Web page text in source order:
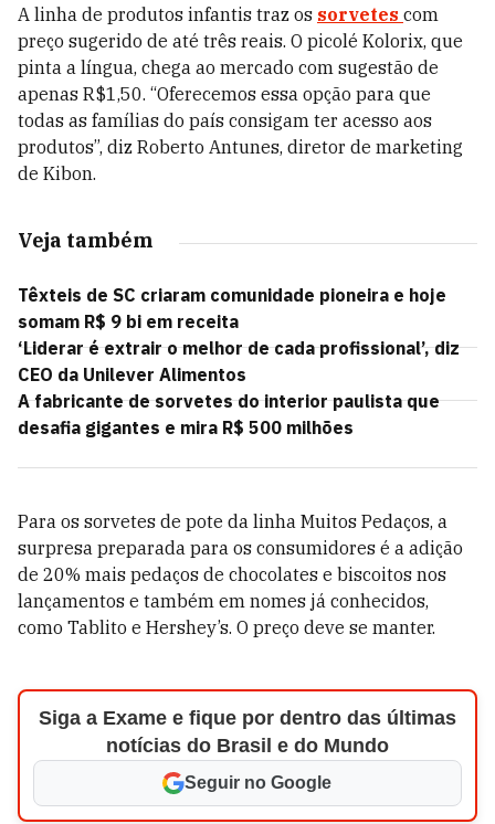
A linha de produtos infantis traz os sorvetes com
preço sugerido de até três reais. O picolé Kolorix, que
pinta a língua, chega ao mercado com sugestão de
apenas R$1,50. “Oferecemos essa opção para que
todas as famílias do país consigam ter acesso aos
produtos”, diz Roberto Antunes, diretor de marketing
de Kibon.
Veja também
Têxteis de SC criaram comunidade pioneira e hoje
somam R$ 9 bi em receita
‘Liderar é extrair o melhor de cada profissional’, diz
CEO da Unilever Alimentos
A fabricante de sorvetes do interior paulista que
desafia gigantes e mira R$ 500 milhões
Para os sorvetes de pote da linha Muitos Pedaços, a
surpresa preparada para os consumidores é a adição
de 20% mais pedaços de chocolates e biscoitos nos
lançamentos e também em nomes já conhecidos,
como Tablito e Hershey’s. O preço deve se manter.
Siga a Exame e fique por dentro das últimas
notícias do Brasil e do Mundo
Seguir no Google